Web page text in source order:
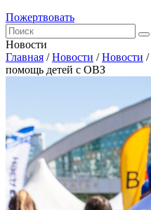
Пожертвовать
Новости
Главная / Новости / Новости /
помощь детей с ОВЗ